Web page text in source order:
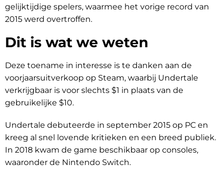
gelijktijdige spelers, waarmee het vorige record van
2015 werd overtroffen.
Dit is wat we weten
Deze toename in interesse is te danken aan de
voorjaarsuitverkoop op Steam, waarbij Undertale
verkrijgbaar is voor slechts $1 in plaats van de
gebruikelijke $10.
Undertale debuteerde in september 2015 op PC en
kreeg al snel lovende kritieken en een breed publiek.
In 2018 kwam de game beschikbaar op consoles,
waaronder de Nintendo Switch.